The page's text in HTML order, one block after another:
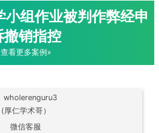
小组作业被判作弊经申
撤销指控
查看更多案例»
微信客服